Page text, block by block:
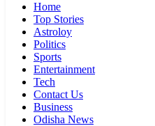
Home
Top Stories
Astroloy
Politics
Sports
Entertainment
Tech
Contact Us
Business
Odisha News